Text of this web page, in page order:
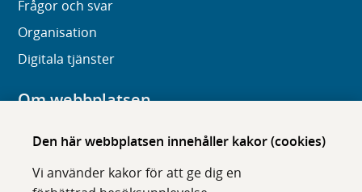
Den här webbplatsen innehåller kakor (cookies)
Vi använder kakor för att ge dig en
Frågor och svar
Organisation
Digitala tjänster
Om webbplatsen
Om karolinska.se
Tillgänglighet